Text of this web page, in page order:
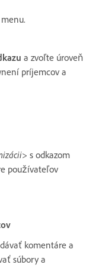
a zvoľte úroveň
príjemcov a
s odkazom
používateľov
komentáre a
súbory a